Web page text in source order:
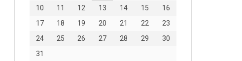
10
11 12 13 14 15
16
17
18 19 20 21 22
23
24
25 26 27 28 29
30
31